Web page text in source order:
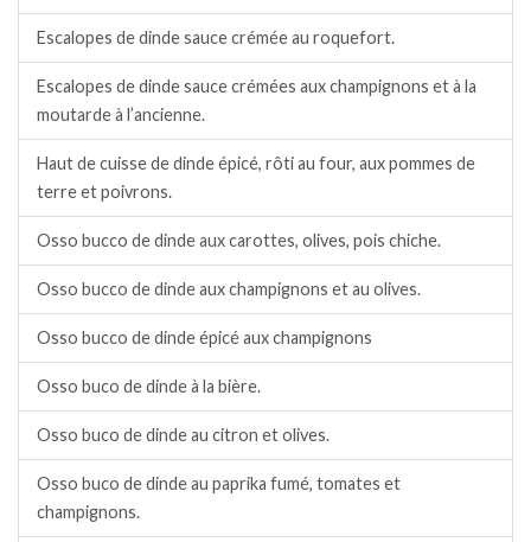
Escalopes de dinde sauce crémée au roquefort.
Escalopes de dinde sauce crémées aux champignons et à la
moutarde à l’ancienne.
Haut de cuisse de dinde épicé, rôti au four, aux pommes de
terre et poivrons.
Osso bucco de dinde aux carottes, olives, pois chiche.
Osso bucco de dinde aux champignons et au olives.
Osso bucco de dinde épicé aux champignons
Osso buco de dinde à la bière.
Osso buco de dinde au citron et olives.
Osso buco de dinde au paprika fumé, tomates et
champignons.